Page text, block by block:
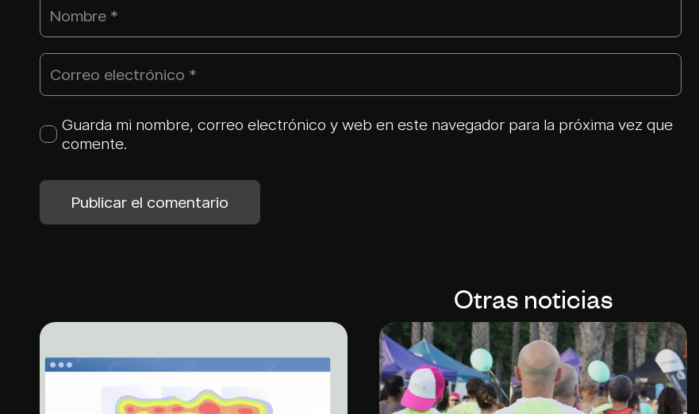
Guarda mi nombre, correo electrónico y web en este navegador para la próxima vez que
comente.
Publicar el comentario
Otras noticias